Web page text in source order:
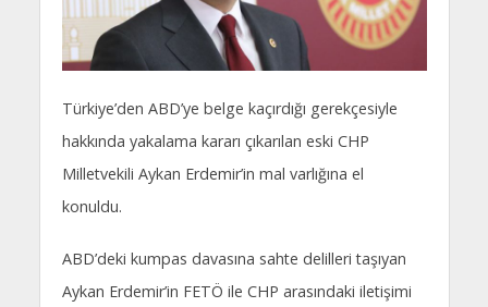
Türkiye’den ABD’ye belge kaçırdığı gerekçesiyle
hakkında yakalama kararı çıkarılan eski CHP
Milletvekili Aykan Erdemir’in mal varlığına el
konuldu.
ABD’deki kumpas davasına sahte delilleri taşıyan
Aykan Erdemir’in FETÖ ile CHP arasındaki iletişimi